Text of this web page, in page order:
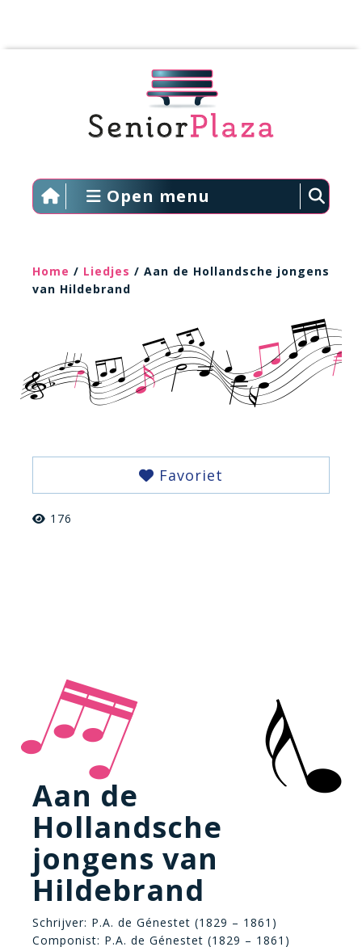
Open menu
Home / Liedjes / Aan de Hollandsche jongens
van Hildebrand
Favoriet
176
Aan de
Hollandsche
jongens van
Hildebrand
Schrijver: P.A. de Génestet (1829 – 1861)
Componist: P.A. de Génestet (1829 – 1861)